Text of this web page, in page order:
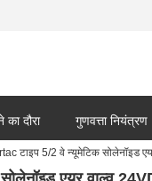
का दौरा गुणवत्ता नियंत्रण
टाइप 5/2 वे न्यूमेटिक सोलेनॉइड